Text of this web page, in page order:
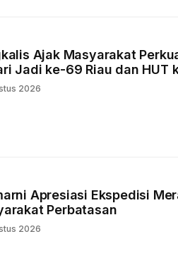
Ajak Masyarakat
Jadi ke-69 Riau dan HUT
2026
Apresiasi Ekspedisi
Perbatasan
2026